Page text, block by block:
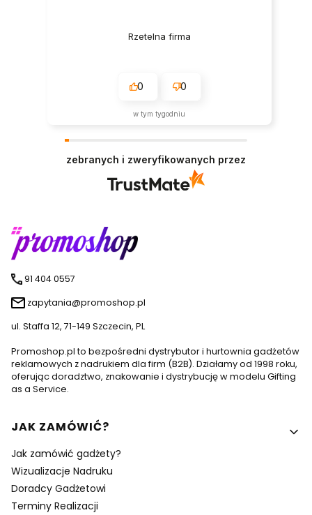
Rzetelna firma
0 0
w tym tygodniu
zebranych i zweryfikowanych przez
91 404 0557
zapytania@promoshop.pl
ul. Staffa 12, 71-149 Szczecin, PL
Promoshop.pl to bezpośredni dystrybutor i hurtownia gadżetów
reklamowych z nadrukiem dla firm (B2B). Działamy od 1998 roku,
oferując doradztwo, znakowanie i dystrybucję w modelu Gifting
as a Service.
Linki w stopce
JAK ZAMÓWIĆ?
Jak zamówić gadżety?
Wizualizacje Nadruku
Doradcy Gadżetowi
Terminy Realizacji